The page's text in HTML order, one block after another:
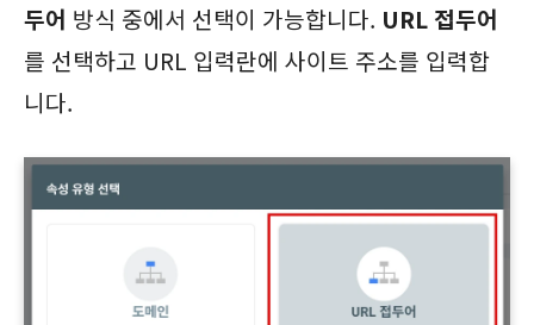
두어 방식 중에서 선택이 가능합니다. URL 접두어
를 선택하고 URL 입력란에 사이트 주소를 입력합
니다.